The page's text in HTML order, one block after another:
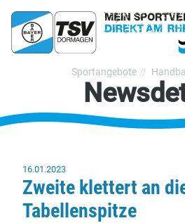
TSV
Bayer
Dormagen
1920
Sportangebote Handball
16.01.2023
Zweite klettert an
Tabellenspitze